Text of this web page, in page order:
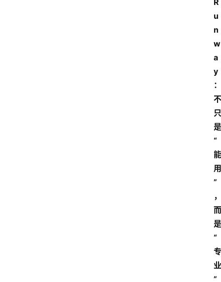
R
u
n
w
a
y
：
不
只
是
“
能
用
”
，
而
是
“
专
业
”